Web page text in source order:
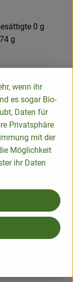
0 g
g
wenn ihr
es sogar Bio-
Daten für
Privatsphäre
mit der
Möglichkeit
ihr Daten